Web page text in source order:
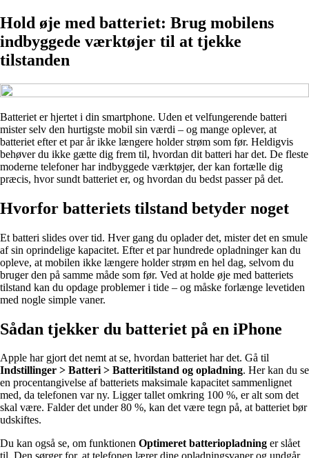
Hold øje med batteriet: Brug mobilens
indbyggede værktøjer til at tjekke
tilstanden
Batteriet er hjertet i din smartphone. Uden et velfungerende batteri
mister selv den hurtigste mobil sin værdi – og mange oplever, at
batteriet efter et par år ikke længere holder strøm som før. Heldigvis
behøver du ikke gætte dig frem til, hvordan dit batteri har det. De fleste
moderne telefoner har indbyggede værktøjer, der kan fortælle dig
præcis, hvor sundt batteriet er, og hvordan du bedst passer på det.
Hvorfor batteriets tilstand betyder noget
Et batteri slides over tid. Hver gang du oplader det, mister det en smule
af sin oprindelige kapacitet. Efter et par hundrede opladninger kan du
opleve, at mobilen ikke længere holder strøm en hel dag, selvom du
bruger den på samme måde som før. Ved at holde øje med batteriets
tilstand kan du opdage problemer i tide – og måske forlænge levetiden
med nogle simple vaner.
Sådan tjekker du batteriet på en iPhone
Apple har gjort det nemt at se, hvordan batteriet har det. Gå til
Indstillinger > Batteri > Batteritilstand og opladning. Her kan du se
en procentangivelse af batteriets maksimale kapacitet sammenlignet
med, da telefonen var ny. Ligger tallet omkring 100 %, er alt som det
skal være. Falder det under 80 %, kan det være tegn på, at batteriet bør
udskiftes.
Du kan også se, om funktionen Optimeret batteriopladning er slået